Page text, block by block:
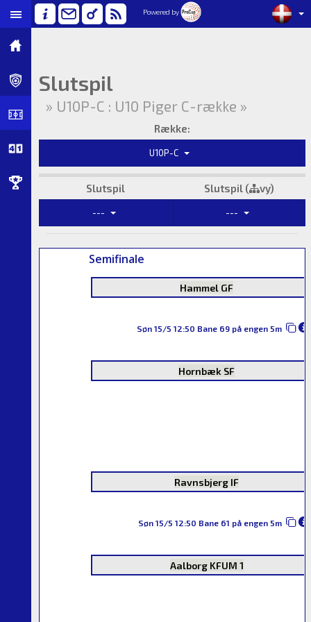
Powered by
Slutspil
» U10P-C : U10 Piger C-række »
Række:
U10P-C
Slutspil Slutspil ( vy)
--- ---
Semifinale
Hammel GF
Søn 15/5 12:50 Bane 69 på engen 5m
Hornbæk SF
Ravnsbjerg IF
Søn 15/5 12:50 Bane 61 på engen 5m
Aalborg KFUM 1